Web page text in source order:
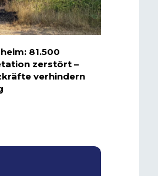
81.500
zerstört –
verhindern